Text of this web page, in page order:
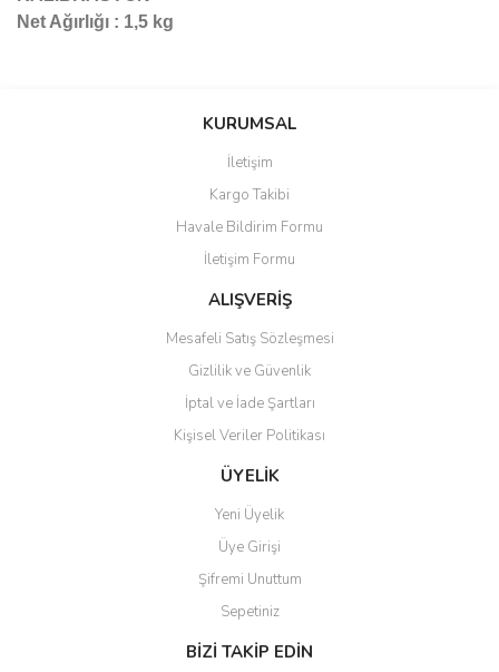
Net Ağırlığı : 1,5 kg
Bu ürüne ilk yorumu siz yapın!
Ürün resmi kalitesiz, bozuk veya görüntülenemiyor.
Ürün açıklamasında eksik bilgiler bulunuyor.
Ürün bilgilerinde hatalar bulunuyor.
Ürün fiyatı diğer sitelerden daha pahalı.
Gönder
KURUMSAL
İletişim
Kargo Takibi
Havale Bildirim Formu
İletişim Formu
ALIŞVERİŞ
Mesafeli Satış Sözleşmesi
Gizlilik ve Güvenlik
İptal ve İade Şartları
Kişisel Veriler Politikası
ÜYELİK
Yeni Üyelik
Üye Girişi
Şifremi Unuttum
Sepetiniz
BİZİ TAKİP EDİN